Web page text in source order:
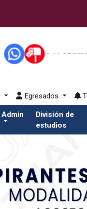
Egresados
Admin
División de
estudios